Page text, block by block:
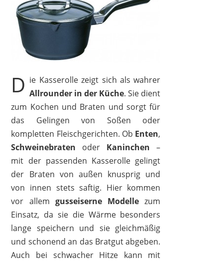
WECOOK!
12,96 €*
D ie Kasserolle zeigt sich als wahrer
Allrounder in der Küche. Sie dient
zum Kochen und Braten und sorgt für
das Gelingen von Soßen oder
kompletten Fleischgerichten. Ob Enten,
Schweinebraten oder Kaninchen –
mit der passenden Kasserolle gelingt
der Braten von außen knusprig und
von innen stets saftig. Hier kommen
vor allem gusseiserne Modelle zum
Einsatz, da sie die Wärme besonders
lange speichern und sie gleichmäßig
und schonend an das Bratgut abgeben.
Auch bei schwacher Hitze kann mit